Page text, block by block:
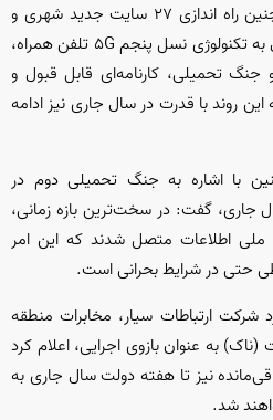
در مناطق روستایی استان و همچنین راه اندازی ۲۷ سایت جدید شهری و
ارتقای ۳۱ سایت موجود همراه اول به تکنولوژی نسل پنجم ۵G تلفن همراه،
تحمیلی، کارنامه‌ای قابل قبول و
روند با قدرت در سال جاری نیز ادامه
با اشاره به جنگ تحمیلی دوم در
جاری، گفت: در سخت‌ترین بازه زمانی،
ملی اطلاعات متصل شدند که این امر
حتی در شرایط بحرانی است.
شرکت ارتباطات سیار، مخابرات منطقه
به عنوان بازوی اجرایی، اعلام کرد
۱۰ روستای باقی‌مانده نیز تا هفته دولت سال جاری به
شد.